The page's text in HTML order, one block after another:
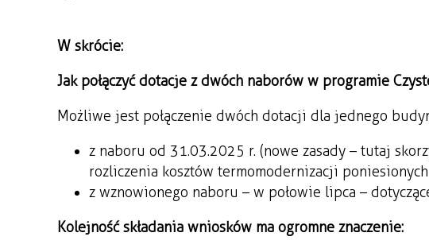
W skrócie:
Jak połączyć dotacje z dwóch naborów w programie
Możliwe jest połączenie dwóch dotacji dla jednego
z naboru od 31.03.2025 r. (nowe zasady – tutaj
rozliczenia kosztów termomodernizacji
z wznowionego naboru – w połowie lipca –
Kolejność składania wniosków ma ogromne znaczenie: